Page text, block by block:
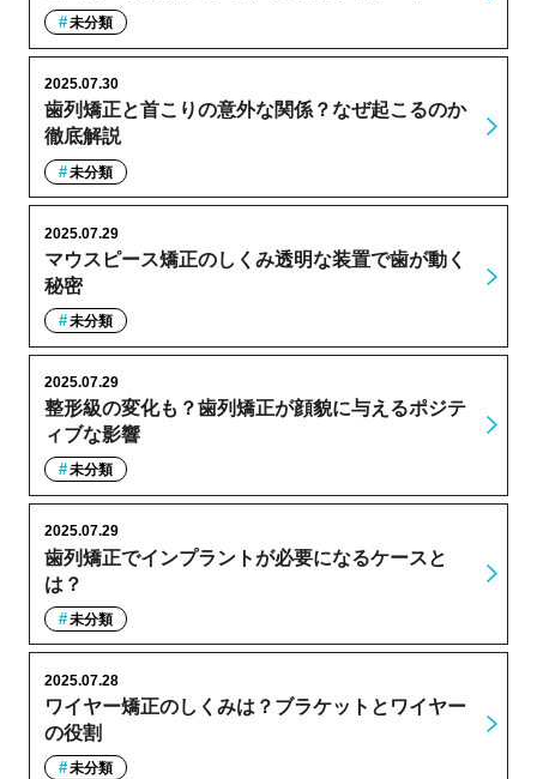
未分類
歯列矯正と首こりの意外な関係？なぜ起こるのか
徹底解説
2025.07.30
未分類
マウスピース矯正のしくみ透明な装置で歯が動く
秘密
2025.07.29
未分類
整形級の変化も？歯列矯正が顔貌に与えるポジテ
ィブな影響
2025.07.29
未分類
歯列矯正でインプラントが必要になるケースと
は？
2025.07.29
未分類
ワイヤー矯正のしくみは？ブラケットとワイヤー
の役割
2025.07.28
未分類